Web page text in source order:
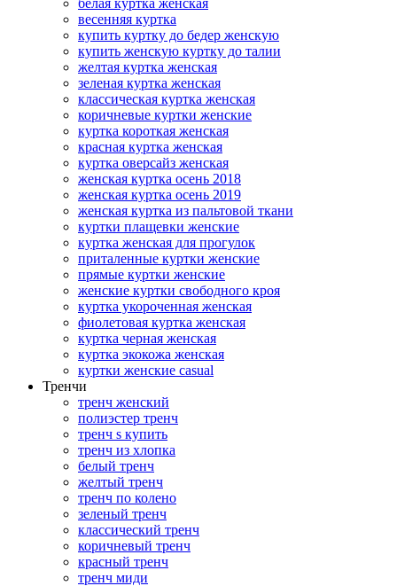
весенняя куртка
купить куртку до бедер женскую
купить женскую куртку до талии
желтая куртка женская
зеленая куртка женская
классическая куртка женская
коричневые куртки женские
куртка короткая женская
красная куртка женская
куртка оверсайз женская
женская куртка осень 2018
женская куртка осень 2019
женская куртка из пальтовой ткани
куртки плащевки женские
куртка женская для прогулок
приталенные куртки женские
прямые куртки женские
женские куртки свободного кроя
куртка укороченная женская
фиолетовая куртка женская
куртка черная женская
куртка экокожа женская
куртки женские casual
Тренчи
тренч женский
полиэстер тренч
тренч s купить
тренч из хлопка
белый тренч
желтый тренч
тренч по колено
зеленый тренч
классический тренч
коричневый тренч
красный тренч
тренч миди